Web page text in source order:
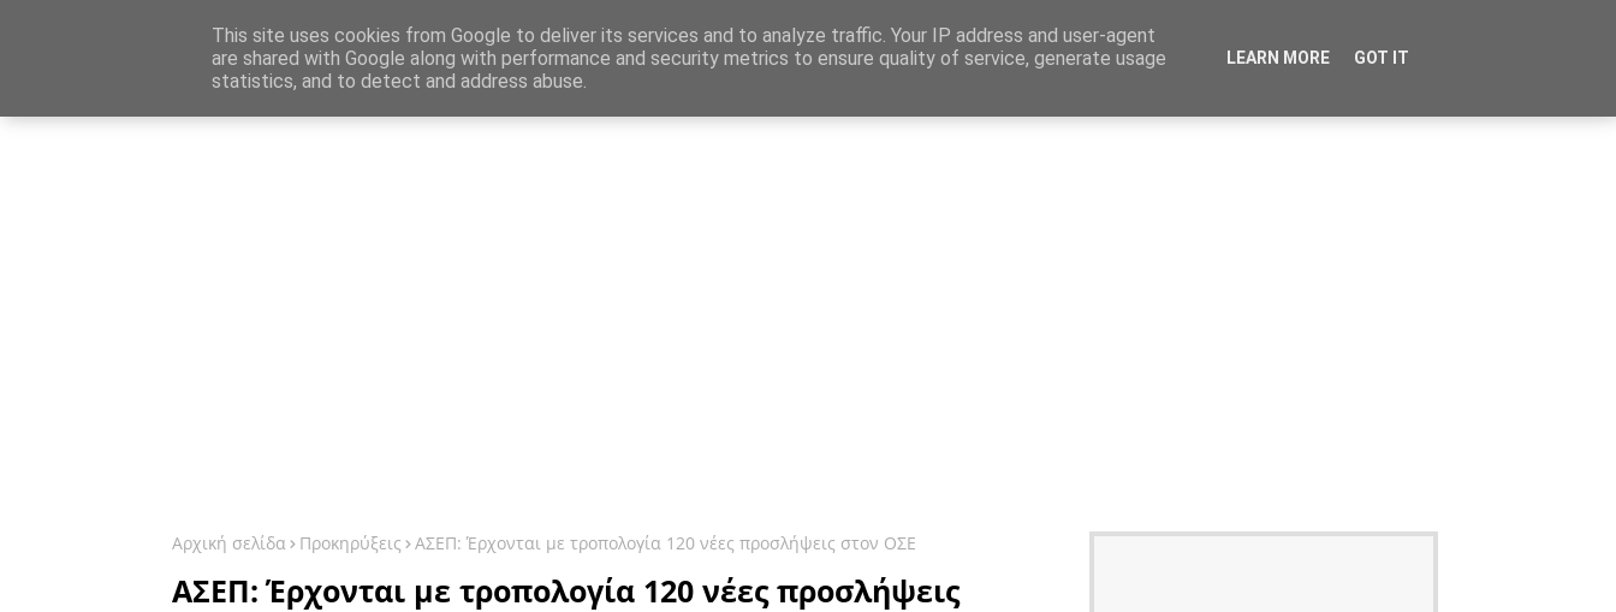
Καταχώρηση Αγγελίας Επικοινωνία Site Map
Ενημέρωση Αγγελίες Εργασίας
Αρχική σελίδα Προκηρύξεις ΑΣΕΠ: Έρχονται με τροπολογία 120 νέες προσλήψεις στον ΟΣΕ
ΑΣΕΠ: Έρχονται με τροπολογία 120 νέες προσλήψεις
This site uses cookies from Google to deliver its services and to analyze traffic. Your IP address and user-agent
are shared with Google along with performance and security metrics to ensure quality of service, generate usage
statistics, and to detect and address abuse.
LEARN MORE GOT IT